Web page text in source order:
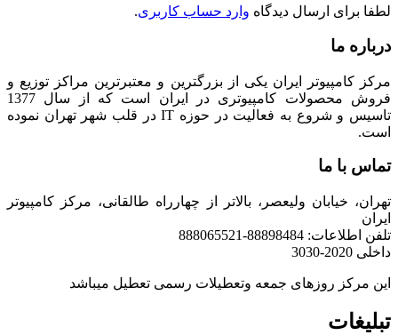
لطفا برای ارسال دیدگاه وارد حساب کاربری.
درباره ما
مرکز کامپیوتر ایران یکی از بزرگترین و معتبرترین مراکز توزیع و
فروش محصولات کامپیوتری در ایران است که از سال 1377
تاسیس و شروع به فعالیت در حوزه IT در قلب شهر تهران نموده
است.
تماس با ما
تهران، خیابان ولیعصر، بالاتر از چهارراه طالقانی، مرکز کامپیوتر
ایران
تلفن اطلاعات: 88898484-888065521
داخلی 2020-3030
این مرکز روزهای جمعه وتعطیلات رسمی تعطیل میباشد
تبلیغات